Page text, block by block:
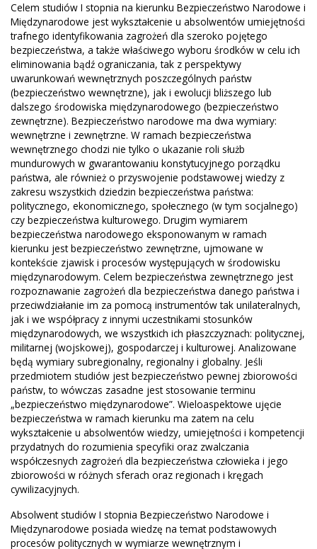
Celem studiów I stopnia na kierunku Bezpieczeństwo Narodowe i
Międzynarodowe jest wykształcenie u absolwentów umiejętności
trafnego identyfikowania zagrożeń dla szeroko pojętego
bezpieczeństwa, a także właściwego wyboru środków w celu ich
eliminowania bądź ograniczania, tak z perspektywy
uwarunkowań wewnętrznych poszczególnych państw
(bezpieczeństwo wewnętrzne), jak i ewolucji bliższego lub
dalszego środowiska międzynarodowego (bezpieczeństwo
zewnętrzne). Bezpieczeństwo narodowe ma dwa wymiary:
wewnętrzne i zewnętrzne. W ramach bezpieczeństwa
wewnętrznego chodzi nie tylko o ukazanie roli służb
mundurowych w gwarantowaniu konstytucyjnego porządku
państwa, ale również o przyswojenie podstawowej wiedzy z
zakresu wszystkich dziedzin bezpieczeństwa państwa:
politycznego, ekonomicznego, społecznego (w tym socjalnego)
czy bezpieczeństwa kulturowego. Drugim wymiarem
bezpieczeństwa narodowego eksponowanym w ramach
kierunku jest bezpieczeństwo zewnętrzne, ujmowane w
kontekście zjawisk i procesów występujących w środowisku
międzynarodowym. Celem bezpieczeństwa zewnętrznego jest
rozpoznawanie zagrożeń dla bezpieczeństwa danego państwa i
przeciwdziałanie im za pomocą instrumentów tak unilateralnych,
jak i we współpracy z innymi uczestnikami stosunków
międzynarodowych, we wszystkich ich płaszczyznach: politycznej,
militarnej (wojskowej), gospodarczej i kulturowej. Analizowane
będą wymiary subregionalny, regionalny i globalny. Jeśli
przedmiotem studiów jest bezpieczeństwo pewnej zbiorowości
państw, to wówczas zasadne jest stosowanie terminu
„bezpieczeństwo międzynarodowe”. Wieloaspektowe ujęcie
bezpieczeństwa w ramach kierunku ma zatem na celu
wykształcenie u absolwentów wiedzy, umiejętności i kompetencji
przydatnych do rozumienia specyfiki oraz zwalczania
współczesnych zagrożeń dla bezpieczeństwa człowieka i jego
zbiorowości w różnych sferach oraz regionach i kręgach
cywilizacyjnych.
Absolwent studiów I stopnia Bezpieczeństwo Narodowe i
Międzynarodowe posiada wiedzę na temat podstawowych
procesów politycznych w wymiarze wewnętrznym i